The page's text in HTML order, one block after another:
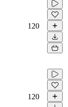
120
120